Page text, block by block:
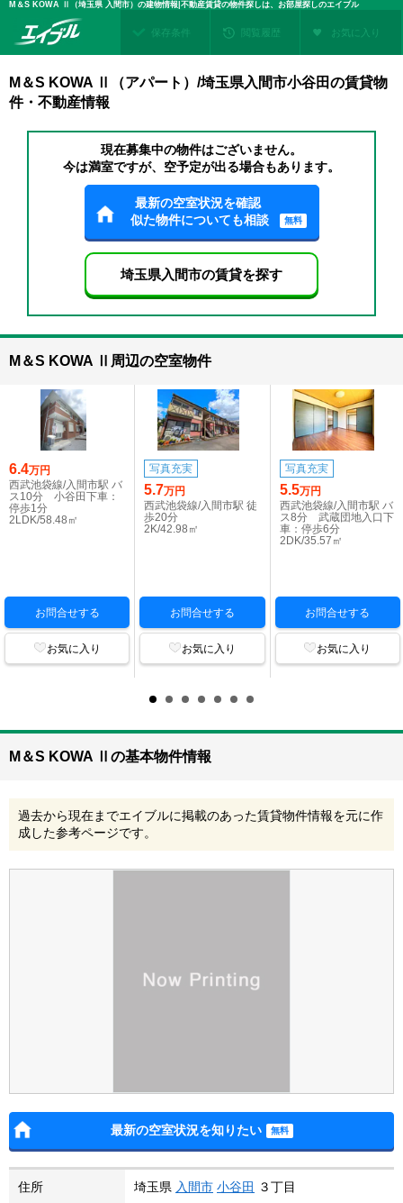
M＆S KOWA Ⅱ（埼玉県 入間市）の建物情報|不動産賃貸の物件探しは、お部屋探しのエイブル
保存条件 閲覧履歴 お気に入り
M＆S KOWA Ⅱ（アパート）/埼玉県入間市小谷田の賃貸物
件・不動産情報
現在募集中の物件はございません。
今は満室ですが、空予定が出る場合もあります。
最新の空室状況を確認
似た物件についても相談
無料
埼玉県入間市の賃貸を探す
M＆S KOWA Ⅱ周辺の空室物件
6.4万円
西武池袋線/入間市駅 バ
ス10分 小谷田下車：
停歩1分
2LDK/58.48㎡
お問合せする
お気に入り
写真充実
5.7万円
西武池袋線/入間市駅 徒
歩20分
2K/42.98㎡
お問合せする
お気に入り
写真充実
5.5万円
西武池袋線/入間市駅 バ
ス8分 武蔵団地入口下
車：停歩6分
2DK/35.57㎡
お問合せする
お気に入り
M＆S KOWA Ⅱの基本物件情報
過去から現在までエイブルに掲載のあった賃貸物件情報を元に作
成した参考ページです。
最新の空室状況を知りたい
住所 埼玉県 入間市 小谷田 ３丁目